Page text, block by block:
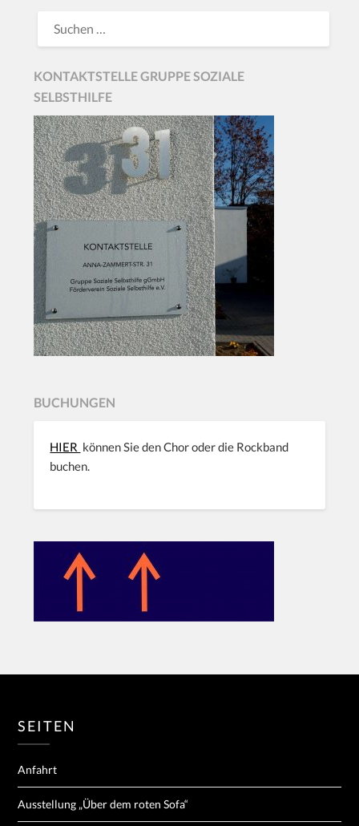
KONTAKTSTELLE GRUPPE SOZIALE
SELBSTHILFE
BUCHUNGEN
HIER können Sie den Chor oder die Rockband
buchen.
SEITEN
Anfahrt
Ausstellung „Über dem roten Sofa“